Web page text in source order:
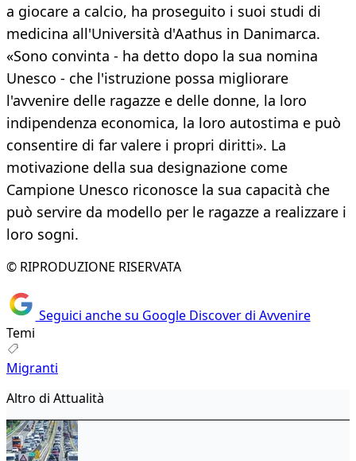
a giocare a calcio, ha proseguito i suoi studi di
medicina all'Università d'Aathus in Danimarca.
«Sono convinta - ha detto dopo la sua nomina
Unesco - che l'istruzione possa migliorare
l'avvenire delle ragazze e delle donne, la loro
indipendenza economica, la loro autostima e può
consentire di far valere i propri diritti». La
motivazione della sua designazione come
Campione Unesco riconosce la sua capacità che
può servire da modello per le ragazze a realizzare i
loro sogni.
© RIPRODUZIONE RISERVATA
Seguici anche su Google Discover di Avvenire
Temi
Migranti
Altro di Attualità